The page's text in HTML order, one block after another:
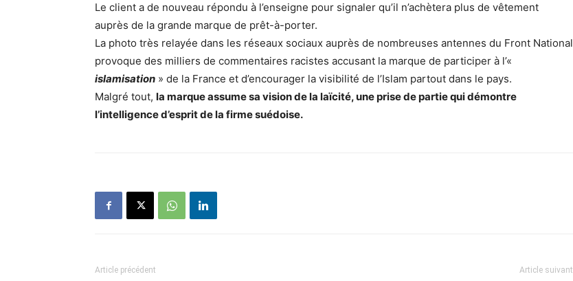
Le client a de nouveau répondu à l’enseigne pour signaler qu’il n’achètera plus de vêtement
auprès de la grande marque de prêt-à-porter.
La photo très relayée dans les réseaux sociaux auprès de nombreuses antennes du Front National
provoque des milliers de commentaires racistes accusant la marque de participer à l’«
islamisation » de la France et d’encourager la visibilité de l’Islam partout dans le pays.
Malgré tout, la marque assume sa vision de la laïcité, une prise de partie qui démontre
l’intelligence d’esprit de la firme suédoise.
Article précédent Article suivant